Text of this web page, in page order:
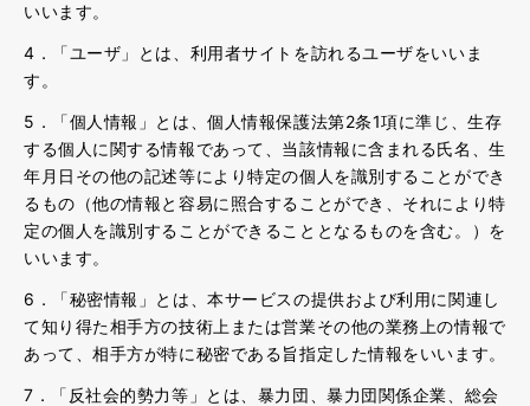
いいます。
4．「ユーザ」とは、利用者サイトを訪れるユーザをいいま
す。
5．「個人情報」とは、個人情報保護法第2条1項に準じ、生存
する個人に関する情報であって、当該情報に含まれる氏名、生
年月日その他の記述等により特定の個人を識別することができ
るもの（他の情報と容易に照合することができ、それにより特
定の個人を識別することができることとなるものを含む。）を
いいます。
6．「秘密情報」とは、本サービスの提供および利用に関連し
て知り得た相手方の技術上または営業その他の業務上の情報で
あって、相手方が特に秘密である旨指定した情報をいいます。
7．「反社会的勢力等」とは、暴力団、暴力団関係企業、総会